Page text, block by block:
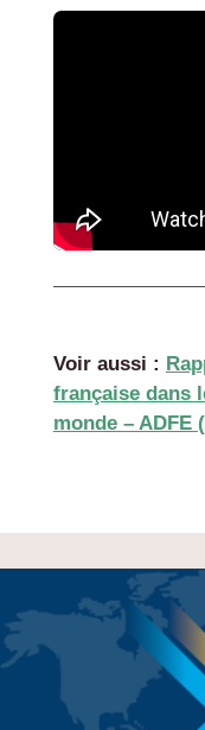
Voir aussi :
française dans
monde – ADFE